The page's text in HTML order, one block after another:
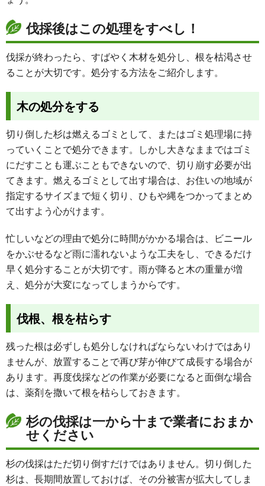
伐採後はこの処理をすべし！
伐採が終わったら、すばやく木材を処分し、根を枯渇させ
ることが大切です。処分する方法をご紹介します。
木の処分をする
切り倒した杉は燃えるゴミとして、またはゴミ処理場に持
っていくことで処分できます。しかし大きなままではゴミ
にだすことも運ぶこともできないので、切り崩す必要が出
てきます。燃えるゴミとして出す場合は、お住いの地域が
指定するサイズまで短く切り、ひもや縄をつかってまとめ
て出すよう心がけます。
忙しいなどの理由で処分に時間がかかる場合は、ビニール
をかぶせるなど雨に濡れないような工夫をし、できるだけ
早く処分することが大切です。雨が降ると木の重量が増
え、処分が大変になってしまうからです。
伐根、根を枯らす
残った根は必ずしも処分しなければならないわけではあり
ませんが、放置することで再び芽が伸びて成長する場合が
あります。再度伐採などの作業が必要になると面倒な場合
は、薬剤を撒いて根を枯らしておきます。
杉の伐採は一から十まで業者におまか
せください
杉の伐採はただ切り倒すだけではありません。切り倒した
杉は、長期間放置しておけば、その分被害が拡大してしま